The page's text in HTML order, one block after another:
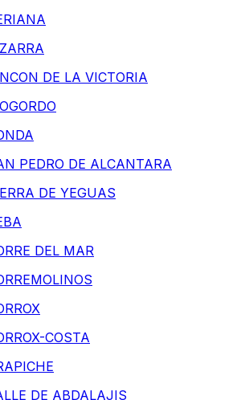
DE LA VICTORIA
PEDRO DE ALCANTARA
DE YEGUAS
DEL MAR
COSTA
DE ABDALAJIS